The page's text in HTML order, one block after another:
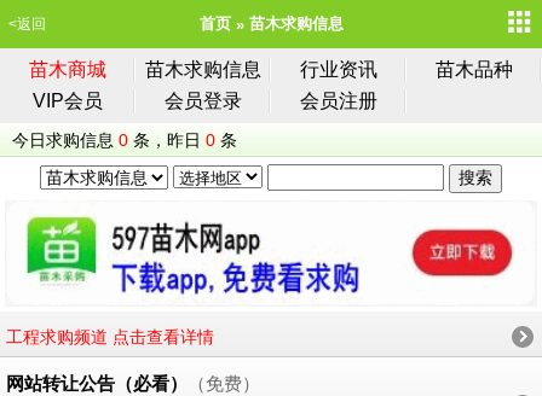
<返回 首页 苗木求购信息
苗木商城 苗木求购信息 行业资讯
苗木品种
VIP会员
会员登录 会员注册
今日求购信息 0 条，昨日 0 条
工程求购频道 点击查看详情
网站转让公告（必看） （免费）